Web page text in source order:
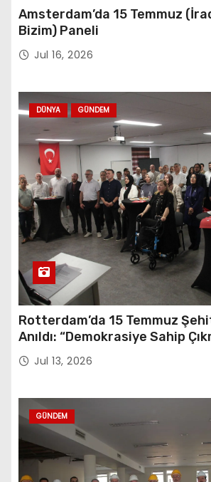
Amsterdam’da 15 Temmuz
Bizim) Paneli
Jul 16, 2026
DÜNYA GÜNDEM
Rotterdam’da 15 Temmuz
Anıldı: “Demokrasiye Sahip
Sembolü”
Jul 13, 2026
GÜNDEM